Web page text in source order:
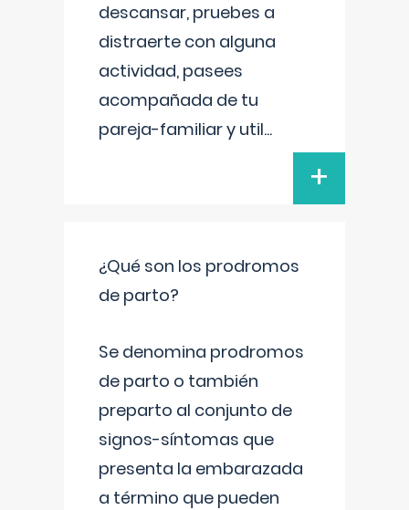
descansar, pruebes a
distraerte con alguna
actividad, pasees
acompañada de tu
pareja-familiar y util...
+
¿Qué son los prodromos
de parto?
Se denomina prodromos
de parto o también
preparto al conjunto de
signos-síntomas que
presenta la embarazada
a término que pueden